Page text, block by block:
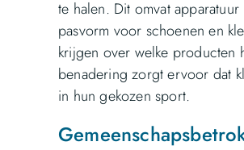
te halen. Dit omvat
pasvorm voor schoenen en
krijgen over welke producten
benadering zorgt ervoor dat
in hun gekozen sport.